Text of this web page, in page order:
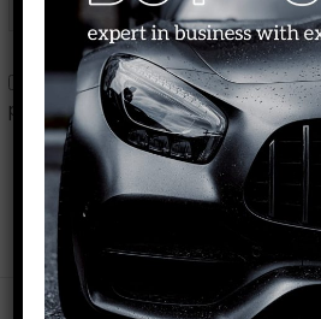
Uložiť moje meno, e-mail a
prehliadači pre moje budúce